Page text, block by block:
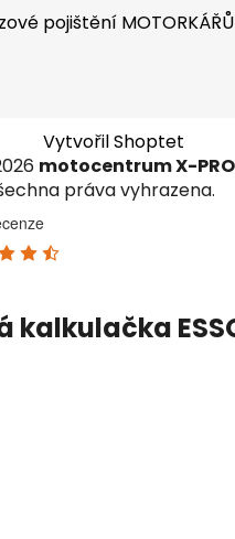
pojištění MOTORKÁŘŮ
Vytvořil Shoptet
motocentrum X-PRO
práva vyhrazena.
kalkulačka